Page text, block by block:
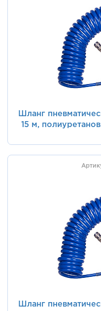
Шланг
15 м,
Шланг